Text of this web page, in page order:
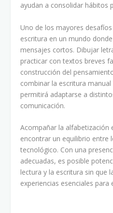
ayudan a consolidar hábitos
Uno de los mayores
escritura en un mundo
mensajes cortos. Dibujar
practicar con textos breves
construcción del
combinar la escritura
permitirá adaptarse a
comunicación.
Acompañar la alfabetización
encontrar un equilibrio entre
tecnológico. Con una
adecuadas, es posible
lectura y la escritura sin que
experiencias esenciales para